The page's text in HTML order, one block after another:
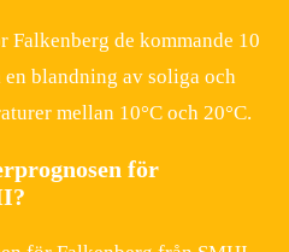
de kommande 10
blandning av soliga och
mellan 10°C och 20°C.
för